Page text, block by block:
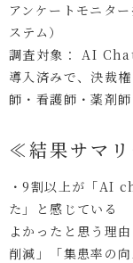
アンケートモニタ
ステム）
調査対象： AI
導入済みで、決裁
師・看護師・薬剤
≪結果サマ
・9割以上が「AI
た」と感じている
よかったと思う理
削減」「集患率の